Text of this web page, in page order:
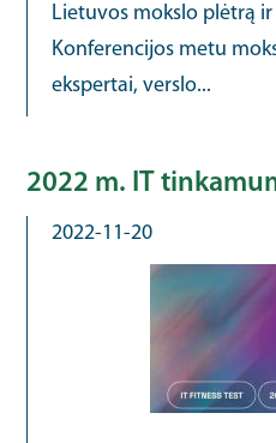
Lietuvos mokslo plėtrą
Konferencijos metu
ekspertai, verslo...
2022 m. IT
2022-11-20